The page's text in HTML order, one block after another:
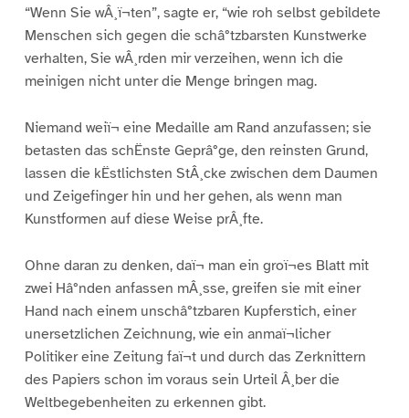
“Wenn Sie wÂ¸ï¬ten”, sagte er, “wie roh selbst gebildete
Menschen sich gegen die schâ°tzbarsten Kunstwerke
verhalten, Sie wÂ¸rden mir verzeihen, wenn ich die
meinigen nicht unter die Menge bringen mag.
Niemand weiï¬ eine Medaille am Rand anzufassen; sie
betasten das schËnste Geprâ°ge, den reinsten Grund,
lassen die kËstlichsten StÂ¸cke zwischen dem Daumen
und Zeigefinger hin und her gehen, als wenn man
Kunstformen auf diese Weise prÂ¸fte.
Ohne daran zu denken, daï¬ man ein groï¬es Blatt mit
zwei Hâ°nden anfassen mÂ¸sse, greifen sie mit einer
Hand nach einem unschâ°tzbaren Kupferstich, einer
unersetzlichen Zeichnung, wie ein anmaï¬licher
Politiker eine Zeitung faï¬t und durch das Zerknittern
des Papiers schon im voraus sein Urteil Â¸ber die
Weltbegebenheiten zu erkennen gibt.